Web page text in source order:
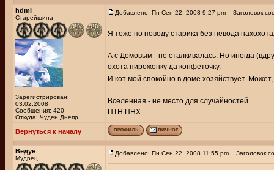
hdmi
Старейшина
Зарегистрирован:
03.02.2008
Сообщения: 420
Откуда: Чуден Днепр.....
Добавлено: Пн Сен 22, 2008 9:27 pm Заголовок
Я тоже по поводу старика без невода
А с Домовым - не сталкивалась. Но иногда
охота пироженку да конфеточку.
И кот мой спокойно в доме хозяйствует.
Вселенная - не место для случайностей.
ПТН ПНХ.
Вернуться к началу
Ведун
Мудрец
Добавлено: Пн Сен 22, 2008 11:55 pm Заголовок